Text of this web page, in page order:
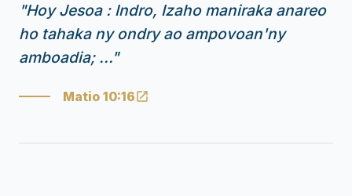
"Hoy Jesoa : Indro, Izaho maniraka anareo
ho tahaka ny ondry ao ampovoan'ny
amboadia; ..."
Matio 10:16